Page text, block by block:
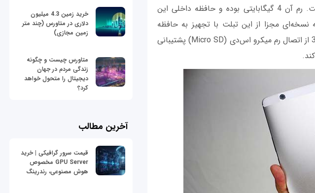
950 هوآوی با پردازنده مرکزی هشت هسته‌ای بهره‌مند است. رم آن 4 گیگابایتی بوده و حافظه داخلی این
گفته شده که نسخه‌ای مجزا از این تبلت با تجهیز به حافظه
داخلی 64 گیگابایتی هم روانه بازار می‌شود. تبلت مدیاپد ام 3 از اتصال رم میکرو اس‌دی (Micro SD) پشتیبانی
خرید زمین 4.3 میلیون
دلاری در متاورس (چند متر
زمین مجازی)
متاورس چیست و چگونه
زندگی مردم در جهان
دیجیتال را متحول خواهد
کرد؟
آخرین مطالب
قیمت سرور گرافیکی | خرید
GPU Server مخصوص
هوش مصنوعی، رندرینگ